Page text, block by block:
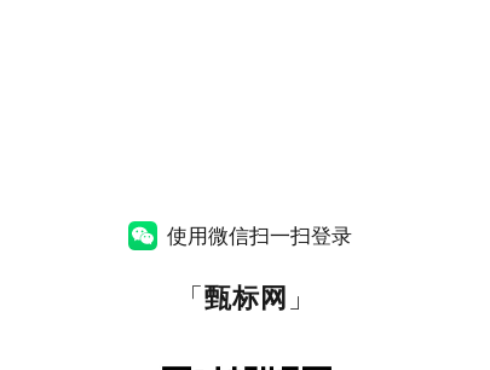
使用微信扫一扫登录
「甄标网 」